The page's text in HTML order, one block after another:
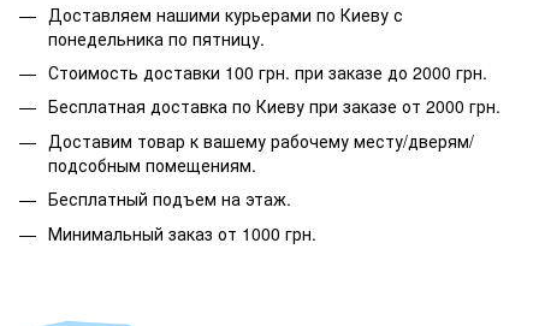
Доставляем нашими курьерами по Киеву с
понедельника по пятницу.
Стоимость доставки 100 грн. при заказе до 2000 грн.
Бесплатная доставка по Киеву при заказе от 2000 грн.
Доставим товар к вашему рабочему месту/дверям/
подсобным помещениям.
Бесплатный подъем на этаж.
Минимальный заказ от 1000 грн.